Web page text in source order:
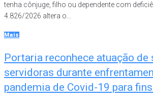
tenha cônjuge, filho ou dependente com
4.826/2026 altera o...
Mais
Portaria reconhece atuação de
servidoras durante
pandemia de Covid-19 para